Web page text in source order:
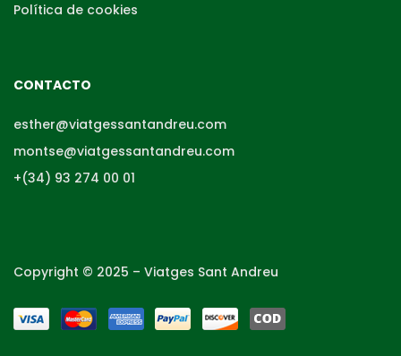
Política de cookies
CONTACTO
esther@viatgessantandreu.com
montse@viatgessantandreu.com
+(34) 93 274 00 01
Copyright © 2025 – Viatges Sant Andreu